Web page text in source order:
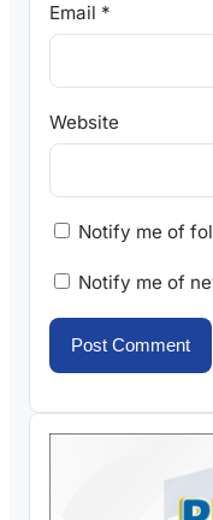
Email *
Website
Notify me of
Notify me of